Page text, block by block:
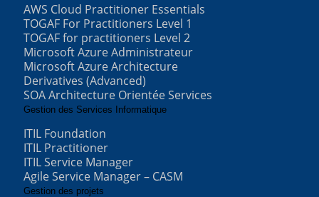
AWS Cloud Practitioner Essentials
TOGAF For Practitioners Level 1
TOGAF for practitioners Level 2
Microsoft Azure Administrateur
Microsoft Azure Architecture
Derivatives (Advanced)
SOA Architecture Orientée Services
Gestion des Services Informatique
ITIL Foundation
ITIL Practitioner
ITIL Service Manager
Agile Service Manager – CASM
Gestion des projets